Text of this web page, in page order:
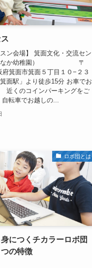
スン会場】 箕面文化・交流セン
旧なか幼稚園） 〒
府箕面市箕面５丁目１０−２３
面駅」より徒歩15分 お車でお
くのコインパーキングをご
転車でお越しの...
ロボ団とは
につくチカラーロボ団
の特徴